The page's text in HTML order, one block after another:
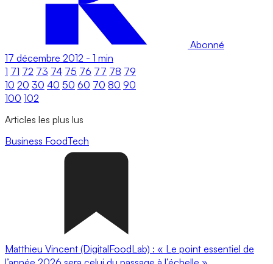
Abonné
17 décembre 2012 - 1 min
1 71 72 73 74 75 76 77 78 79
10 20 30 40 50 60 70 80 90
100 102
Articles les plus lus
Business FoodTech
Matthieu Vincent (DigitalFoodLab) : « Le point essentiel de